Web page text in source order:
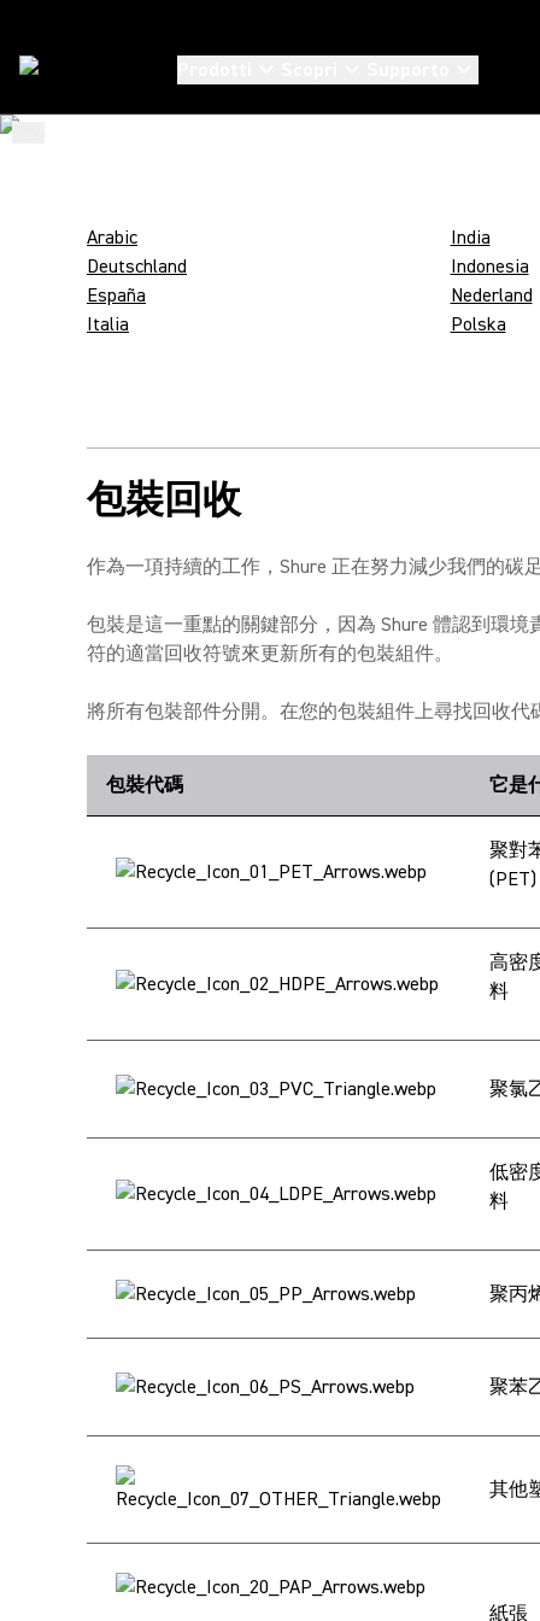
IMBALLAGGI
Arabic
Deutschland
España
Italia
India
Indonesia
Nederland
Polska
包裝回收
作為一項持續的工作，Shure 正在努力減少我們的碳
包裝是這一重點的關鍵部分，因為 Shure 體認到環
符的適當回收符號來更新所有的包裝組件。
將所有包裝部件分開。在您的包裝組件上尋找回收
包裝代碼 它是
聚對
高密
料
聚氯
低密
料
聚丙
聚苯
其他
紙張